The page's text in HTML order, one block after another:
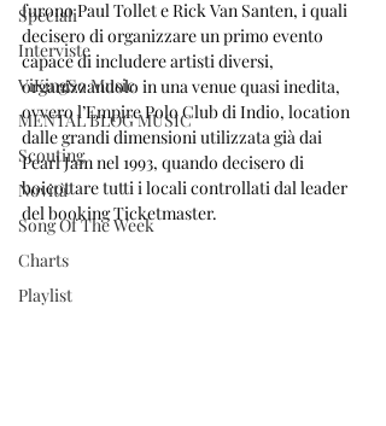
Speciali
Interviste
ViKingSo Music
MENTAL BLOG MUSIC
Scouting
Novità
Song Of The Week
Charts
Playlist
furono Paul Tollet e Rick Van Santen, i quali
decisero di organizzare un primo evento
capace di includere artisti diversi,
organizzandolo in una venue quasi inedita,
ovvero l’Empire Polo Club di Indio, location
dalle grandi dimensioni utilizzata già dai
Pearl Jam nel 1993, quando decisero di
boicottare tutti i locali controllati dal leader
del booking Ticketmaster.